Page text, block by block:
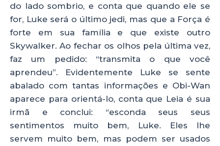
do lado sombrio, e conta que quando ele se
for, Luke será o último jedi, mas que a Força é
forte em sua família e que existe outro
Skywalker. Ao fechar os olhos pela última vez,
faz um pedido: “transmita o que você
aprendeu”. Evidentemente Luke se sente
abalado com tantas informações e Obi-Wan
aparece para orientá-lo, conta que Leia é sua
irmã e conclui: “esconda seus seus
sentimentos muito bem, Luke. Eles lhe
servem muito bem, mas podem ser usados